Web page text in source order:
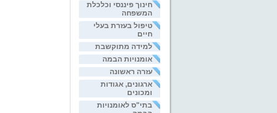
חינוך פיננסי וכלכלת
המשפחה
טיפול בעזרת בעלי
חיים
למידה מתוקשבת
אומנויות הבמה
עזרה ראשונה
ארגונים, אגודות
ומכונים
בתי"ס לאומנויות